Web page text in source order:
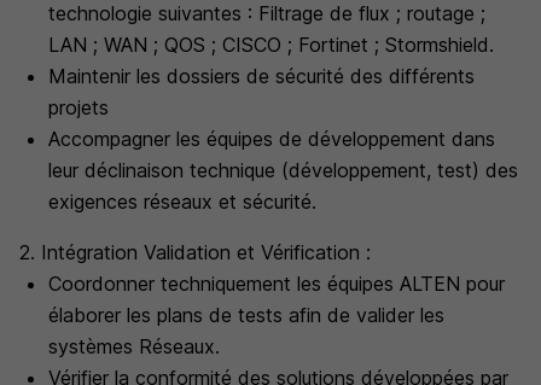
technologie suivantes : Filtrage de flux ; routage ;
LAN ; WAN ; QOS ; CISCO ; Fortinet ; Stormshield.
Maintenir les dossiers de sécurité des différents
projets
Accompagner les équipes de développement dans
leur déclinaison technique (développement, test) des
exigences réseaux et sécurité.
2. Intégration Validation et Vérification :
Coordonner techniquement les équipes ALTEN pour
élaborer les plans de tests afin de valider les
systèmes Réseaux.
Vérifier la conformité des solutions développées par